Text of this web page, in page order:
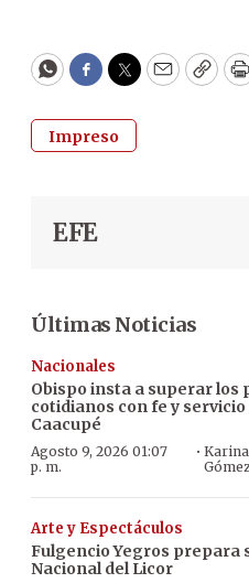
WhatsApp
Facebook
Twitter
EmailCopy
Impreso
EFE
Últimas Noticias
Nacionales
Obispo insta a superar los
cotidianos con fe y servicio
Caacupé
Agosto 9, 2026 01:07
p. m.
·
Arte y Espectáculos
Fulgencio Yegros prepara
Nacional del Licor